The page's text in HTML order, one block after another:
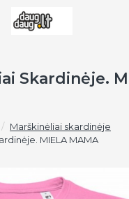
Marškinėliai skardinėje
MIELA MAMA
Skardinėje.